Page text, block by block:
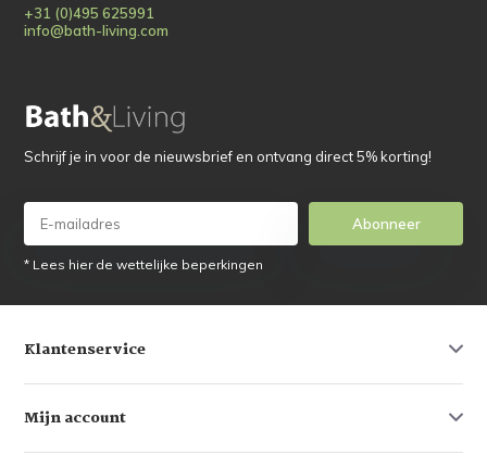
+31 (0)495 625991
info@bath-living.com
Schrijf je in voor de nieuwsbrief en ontvang direct 5% korting!
Abonneer
* Lees hier de wettelijke beperkingen
Klantenservice
Mijn account